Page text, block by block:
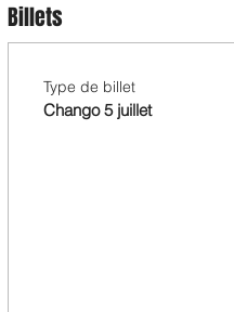
Billets
Type de billet
Chango 5 juillet